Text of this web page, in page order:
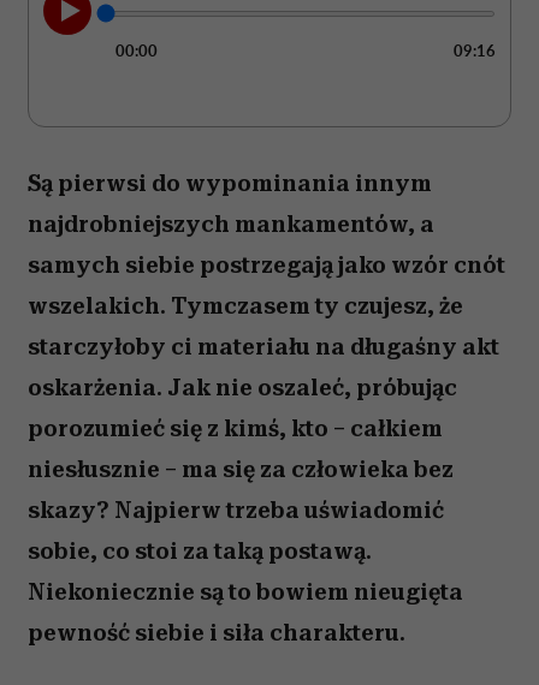
00:00 09:16
Są pierwsi do wypominania innym
najdrobniejszych mankamentów, a
samych siebie postrzegają jako wzór cnót
wszelakich. Tymczasem ty czujesz, że
starczyłoby ci materiału na długaśny akt
oskarżenia. Jak nie oszaleć, próbując
porozumieć się z kimś, kto – całkiem
niesłusznie – ma się za człowieka bez
skazy? Najpierw trzeba uświadomić
sobie, co stoi za taką postawą.
Niekoniecznie są to bowiem nieugięta
pewność siebie i siła charakteru.